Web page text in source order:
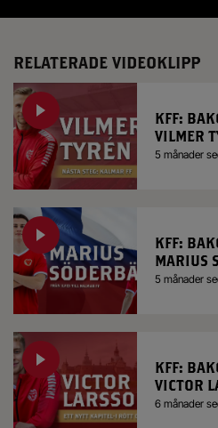
RELATERADE VIDEOKLIPP
KFF:
VILMER
5 månader
KFF:
MARIUS
5 månader
KFF:
VICTOR
6 månader